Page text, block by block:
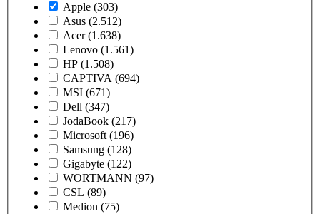
Apple (303)
Asus (2.512)
Acer (1.638)
Lenovo (1.561)
HP (1.508)
CAPTIVA (694)
MSI (671)
Dell (347)
JodaBook (217)
Microsoft (196)
Samsung (128)
Gigabyte (122)
WORTMANN (97)
CSL (89)
Medion (75)